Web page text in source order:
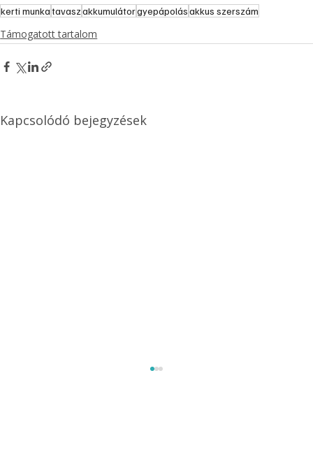
kerti munkatavaszakkumulátorgyepápolásakkus szerszám
Támogatott tartalom
Kapcsolódó bejegyzések